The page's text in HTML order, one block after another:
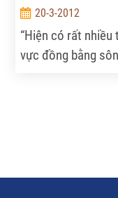
20-3-2012
“Hiện có rất nhiều
vực đồng bằng